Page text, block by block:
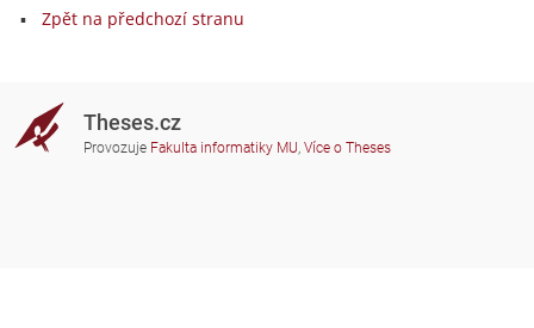
Zpět na předchozí stranu
Theses.cz
Provozuje Fakulta informatiky MU, Více o Theses